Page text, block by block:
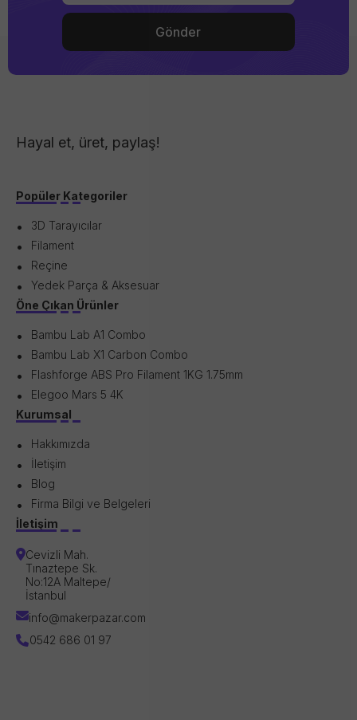
Hayal et, üret, paylaş!
Popüler Kategoriler
3D Tarayıcılar
Filament
Reçine
Yedek Parça & Aksesuar
Öne Çıkan Ürünler
Bambu Lab A1 Combo
Bambu Lab X1 Carbon Combo
Flashforge ABS Pro Filament 1KG 1.75mm
Elegoo Mars 5 4K
Kurumsal
Hakkımızda
İletişim
Blog
Firma Bilgi ve Belgeleri
İletişim
Cevizli Mah.
Tınaztepe Sk.
No:12A Maltepe/
İstanbul
info@makerpazar.com
0542 686 01 97